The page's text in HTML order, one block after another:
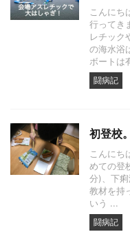
こんにち
行ってき
レチック
の海水浴
ボートは
闘病記
初登校。
こんにち
めての登
分)、下
教材を持
いう ...
闘病記